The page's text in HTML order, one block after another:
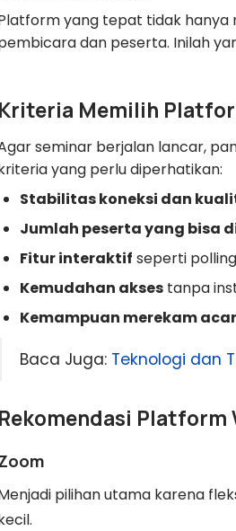
yang tepat tidak hanya
dan peserta. Inilah
Kriteria Memilih
seminar berjalan lancar,
yang perlu diperhatikan:
Stabilitas koneksi dan
Jumlah peserta yang bisa
Fitur interaktif seperti
Kemudahan akses tanpa
Kemampuan merekam
Baca Juga: Teknologi dan
Rekomendasi Platform
pilihan utama karena